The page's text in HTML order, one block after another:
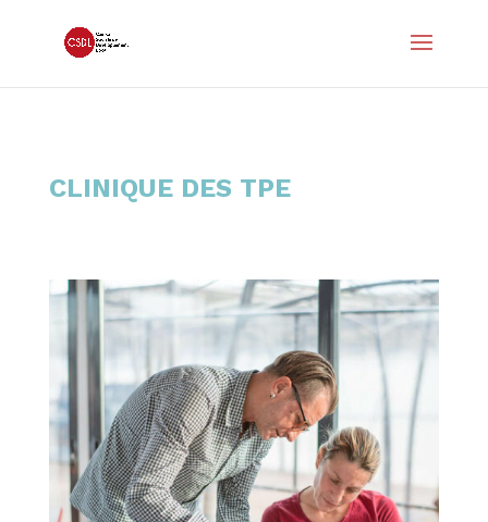
CLINIQUE DES TPE